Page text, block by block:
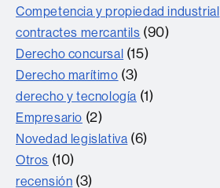
Competencia y propiedad industrial
contractes mercantils (90)
Derecho concursal (15)
Derecho marítimo (3)
derecho y tecnología (1)
Empresario (2)
Novedad legislativa (6)
Otros (10)
recensión (3)